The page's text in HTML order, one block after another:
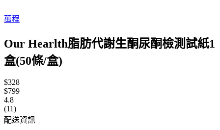
萬程
Our Hearlth脂肪代謝生酮尿酮檢測試紙1
盒(50條/盒)
$328
$799
4.8
(11)
配送資訊